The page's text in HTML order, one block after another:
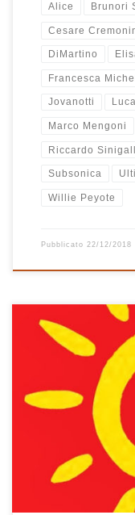
Alice Brunori
Cesare
DiMartino
Francesca
Jovanotti
Marco Mengoni
Riccardo
Subsonica
Willie Peyote
Pubblicato 22/12/2018
Ohhhh, che emozione
luna, la magica e
della Centrale
quello che vuole
piace tra quella